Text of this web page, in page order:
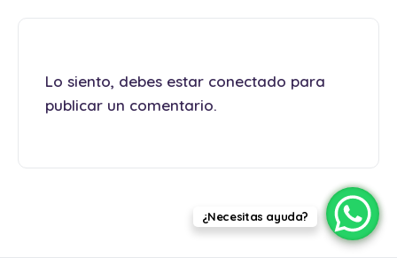
Lo siento, debes estar conectado para
publicar un comentario.
¿Necesitas ayuda?